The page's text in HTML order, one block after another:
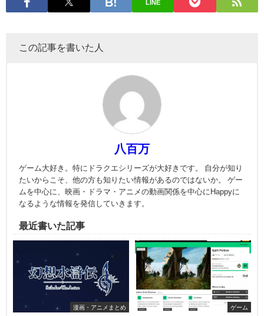
LINE
この記事を書いた人
八百万
ゲーム大好き。特にドラクエシリーズが大好きです。 自分が知り
たいからこそ、他の方も知りたい情報があるのではないか。 ゲー
ムを中心に、映画・ドラマ・アニメの動画関係を中心にHappyに
なるような情報を発信していきます。
最近書いた記事
漫画・アニメまとめ ゲーム